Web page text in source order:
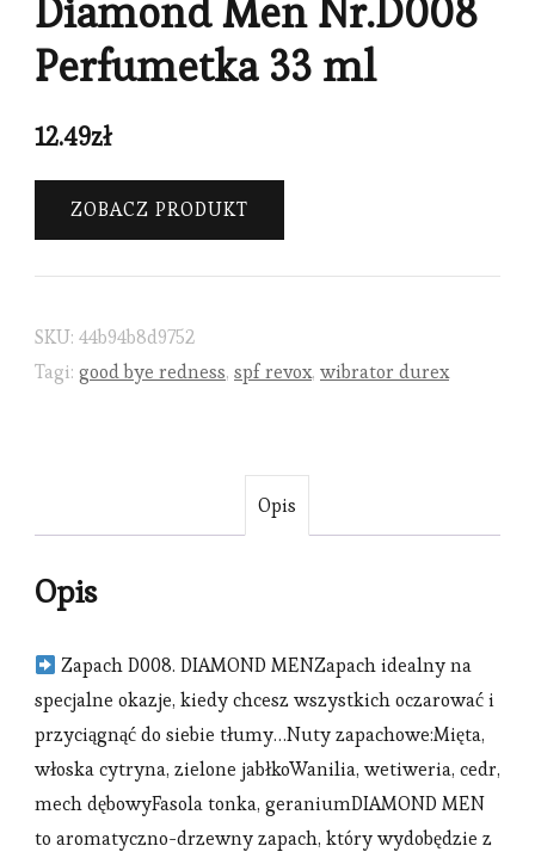
Diamond Men Nr.D008
Perfumetka 33 ml
12.49zł
ZOBACZ PRODUKT
SKU: 44b94b8d9752
Tagi: good bye redness, spf revox, wibrator durex
Opis
Opis
Zapach D008. DIAMOND MENZapach idealny na
specjalne okazje, kiedy chcesz wszystkich oczarować i
przyciągnąć do siebie tłumy…Nuty zapachowe:Mięta,
włoska cytryna, zielone jabłkoWanilia, wetiweria, cedr,
mech dębowyFasola tonka, geraniumDIAMOND MEN
to aromatyczno-drzewny zapach, który wydobędzie z